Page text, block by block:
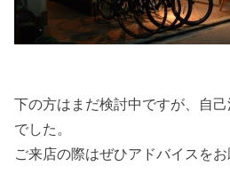
下の方はまだ検討中ですが、自
でした。
ご来店の際はぜひアドバイスをお